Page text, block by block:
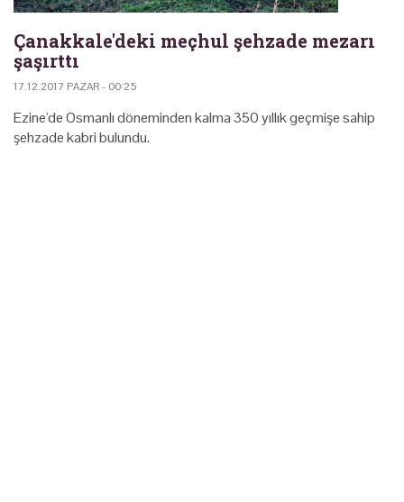
Çanakkale'deki meçhul şehzade mezarı
şaşırttı
17.12.2017 PAZAR - 00:25
Ezine'de Osmanlı döneminden kalma 350 yıllık geçmişe sahip
şehzade kabri bulundu.